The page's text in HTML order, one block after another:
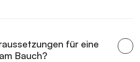
für eine
Bauch?